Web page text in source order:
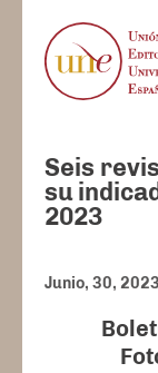
Seis
su
2023
Junio, 30, 2023